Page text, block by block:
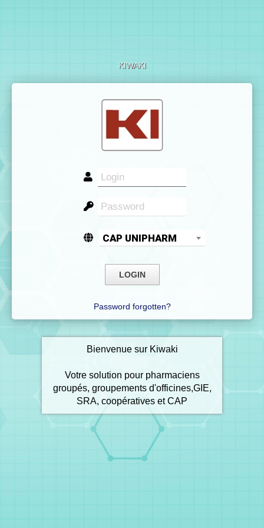
KIWAKI
CAP UNIPHARM
Password forgotten?
Bienvenue sur Kiwaki
Votre solution pour pharmaciens
groupés, groupements d'officines,GIE,
SRA, coopératives et CAP